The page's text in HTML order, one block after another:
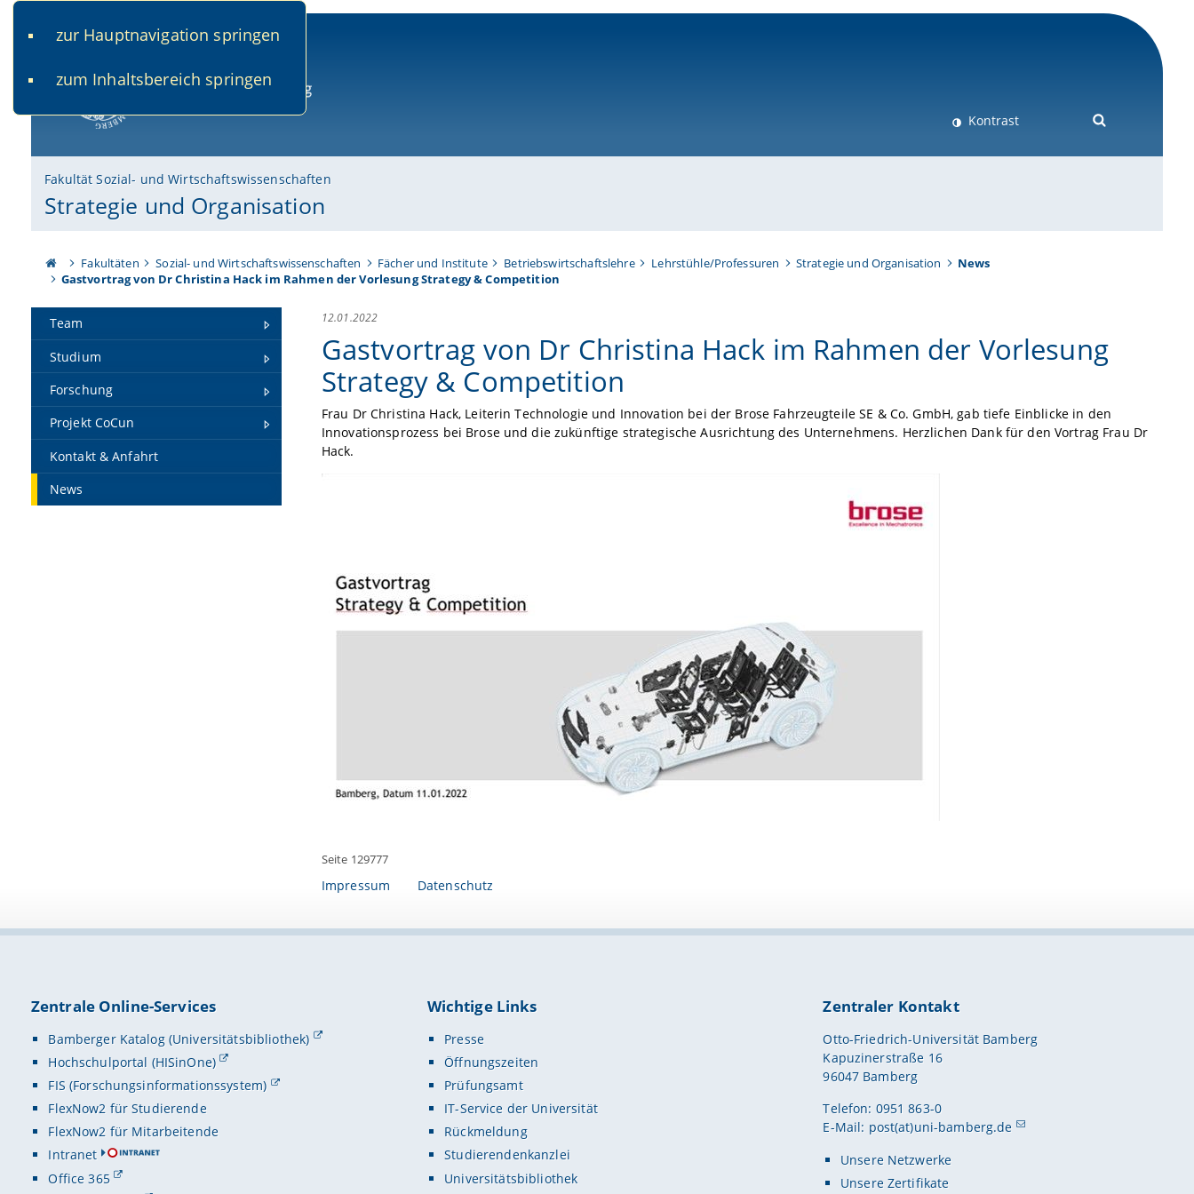
zur Hauptnavigation springen
zum Inhaltsbereich springen
Kontrast
Fakultät Sozial- und Wirtschaftswissenschaften
Strategie und Organisation
Fakultäten Sozial- und Wirtschaftswissenschaften Fächer und Institute Betriebswirtschaftslehre Lehrstühle/Professuren Strategie und Organisation
News
Gastvortrag von Dr Christina Hack im Rahmen der Vorlesung Strategy & Competition
Team
Studium
Forschung
Projekt CoCun
Kontakt & Anfahrt
News
12.01.2022
Gastvortrag von Dr Christina Hack im Rahmen der Vorlesung
Strategy & Competition
Frau Dr Christina Hack, Leiterin Technologie und Innovation bei der Brose Fahrzeugteile SE & Co. GmbH, gab tiefe Einblicke in den
Innovationsprozess bei Brose und die zukünftige strategische Ausrichtung des Unternehmens. Herzlichen Dank für den Vortrag Frau Dr
Hack.
Seite 129777
Impressum Datenschutz
Zentrale Online-Services
Bamberger Katalog (Universitätsbibliothek)
Hochschulportal (HISinOne)
FIS (Forschungsinformationssystem)
FlexNow2 für Studierende
FlexNow2 für Mitarbeitende
Intranet
Office 365
Wichtige Links
Presse
Öffnungszeiten
Prüfungsamt
IT-Service der Universität
Rückmeldung
Studierendenkanzlei
Universitätsbibliothek
Zentraler Kontakt
Otto-Friedrich-Universität Bamberg
Kapuzinerstraße 16
96047 Bamberg
Telefon: 0951 863-0
E-Mail: post(at)uni-bamberg.de
Unsere Netzwerke
Unsere Zertifikate